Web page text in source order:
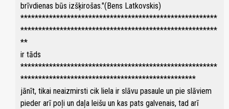
brīvdienas būs izšķirošas."(Bens Latkovskis)
*******************************************************
*******************************************************
**
ir tāds
*******************************************************
*************************************************
jānīt, tikai neaizmirsti cik liela ir slāvu pasaule un pie slāviem
pieder arī poļi un daļa leišu un kas pats galvenais, tad arī